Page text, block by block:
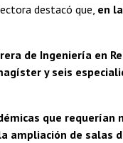
destacó que, en
de Ingeniería en
y seis
que requerían
ampliación de salas